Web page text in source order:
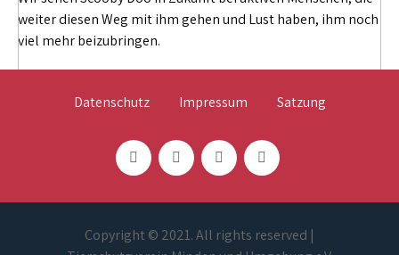
weiter diesen Weg mit ihm gehen und Lust haben, ihm noch
viel mehr beizubringen.
Datenschutz Impressum Satzung
Copyright © 2021. All rights reserved |